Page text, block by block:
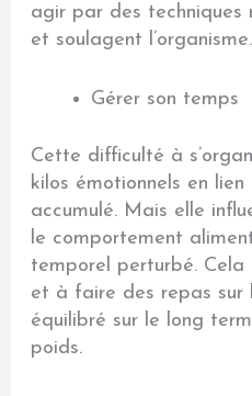
agir par des techniques
et soulagent l’organisme.
Gérer son temps
Cette difficulté à
kilos émotionnels en
accumulé. Mais elle
le comportement
temporel perturbé.
et à faire des repas sur
équilibré sur le long
poids.